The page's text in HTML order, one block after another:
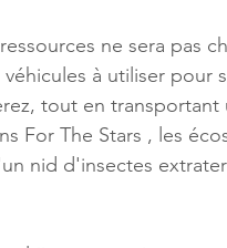
ne sera pas
à utiliser pour
tout en
For The Stars , les
nid d'insectes